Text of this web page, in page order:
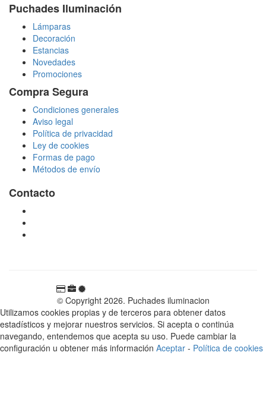
Puchades Iluminación
Lámparas
Decoración
Estancias
Novedades
Promociones
Compra Segura
Condiciones generales
Aviso legal
Política de privacidad
Ley de cookies
Formas de pago
Métodos de envío
Contacto
© Copyright 2026. Puchades iluminacion
Utilizamos cookies propias y de terceros para obtener datos
estadísticos y mejorar nuestros servicios. Si acepta o continúa
navegando, entendemos que acepta su uso. Puede cambiar la
configuración u obtener más información Aceptar - Política de cookies